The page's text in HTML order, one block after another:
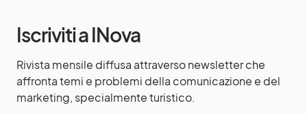
Iscriviti a INova
Rivista mensile diffusa attraverso newsletter che
affronta temi e problemi della comunicazione e del
marketing, specialmente turistico.